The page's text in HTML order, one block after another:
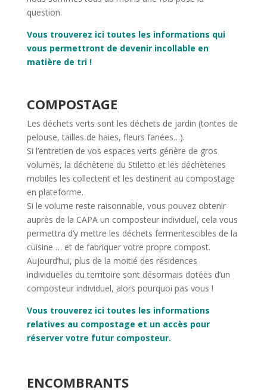
question.
Vous trouverez ici toutes les informations qui
vous permettront de devenir incollable en
matière de tri !
COMPOSTAGE
Les déchets verts sont les déchets de jardin (tontes de
pelouse, tailles de haies, fleurs fanées…).
Si l’entretien de vos espaces verts génère de gros
volumes, la déchèterie du Stiletto et les déchèteries
mobiles les collectent et les destinent au compostage
en plateforme.
Si le volume reste raisonnable, vous pouvez obtenir
auprès de la CAPA un composteur individuel, cela vous
permettra d’y mettre les déchets fermentescibles de la
cuisine … et de fabriquer votre propre compost.
Aujourd’hui, plus de la moitié des résidences
individuelles du territoire sont désormais dotées d’un
composteur individuel, alors pourquoi pas vous !
Vous trouverez ici toutes les informations
relatives au compostage et un accès pour
réserver votre futur composteur.
ENCOMBRANTS